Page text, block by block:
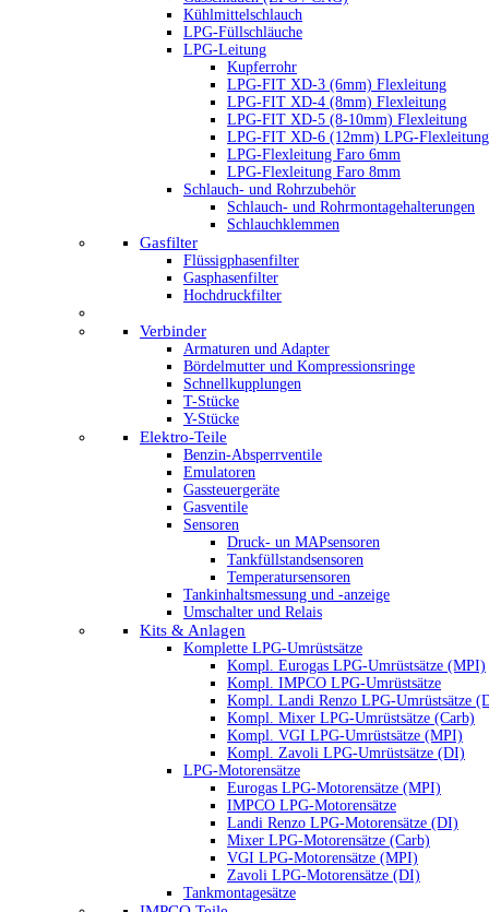
Kühlmittelschlauch
LPG-Füllschläuche
LPG-Leitung
Kupferrohr
LPG-FIT XD-3 (6mm) Flexleitung
LPG-FIT XD-4 (8mm) Flexleitung
LPG-FIT XD-5 (8-10mm) Flexleitung
LPG-FIT XD-6 (12mm) LPG-Flexleitung
LPG-Flexleitung Faro 6mm
LPG-Flexleitung Faro 8mm
Schlauch- und Rohrzubehör
Schlauch- und Rohrmontagehalterungen
Schlauchklemmen
Gasfilter
Flüssigphasenfilter
Gasphasenfilter
Hochdruckfilter
Verbinder
Armaturen und Adapter
Bördelmutter und Kompressionsringe
Schnellkupplungen
T-Stücke
Y-Stücke
Elektro-Teile
Benzin-Absperrventile
Emulatoren
Gassteuergeräte
Gasventile
Sensoren
Druck- un MAPsensoren
Tankfüllstandsensoren
Temperatursensoren
Tankinhaltsmessung und -anzeige
Umschalter und Relais
Kits & Anlagen
Komplette LPG-Umrüstsätze
Kompl. Eurogas LPG-Umrüstsätze (MPI)
Kompl. IMPCO LPG-Umrüstsätze
Kompl. Landi Renzo LPG-Umrüstsätze
Kompl. Mixer LPG-Umrüstsätze (Carb)
Kompl. VGI LPG-Umrüstsätze (MPI)
Kompl. Zavoli LPG-Umrüstsätze (DI)
LPG-Motorensätze
Eurogas LPG-Motorensätze (MPI)
IMPCO LPG-Motorensätze
Landi Renzo LPG-Motorensätze (DI)
Mixer LPG-Motorensätze (Carb)
VGI LPG-Motorensätze (MPI)
Zavoli LPG-Motorensätze (DI)
Tankmontagesätze